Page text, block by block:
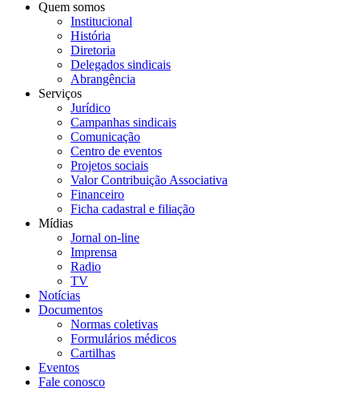
Quem somos
Institucional
História
Diretoria
Delegados sindicais
Abrangência
Serviços
Jurídico
Campanhas sindicais
Comunicação
Centro de eventos
Projetos sociais
Valor Contribuição Associativa
Financeiro
Ficha cadastral e filiação
Mídias
Jornal on-line
Imprensa
Radio
TV
Notícias
Documentos
Normas coletivas
Formulários médicos
Cartilhas
Eventos
Fale conosco